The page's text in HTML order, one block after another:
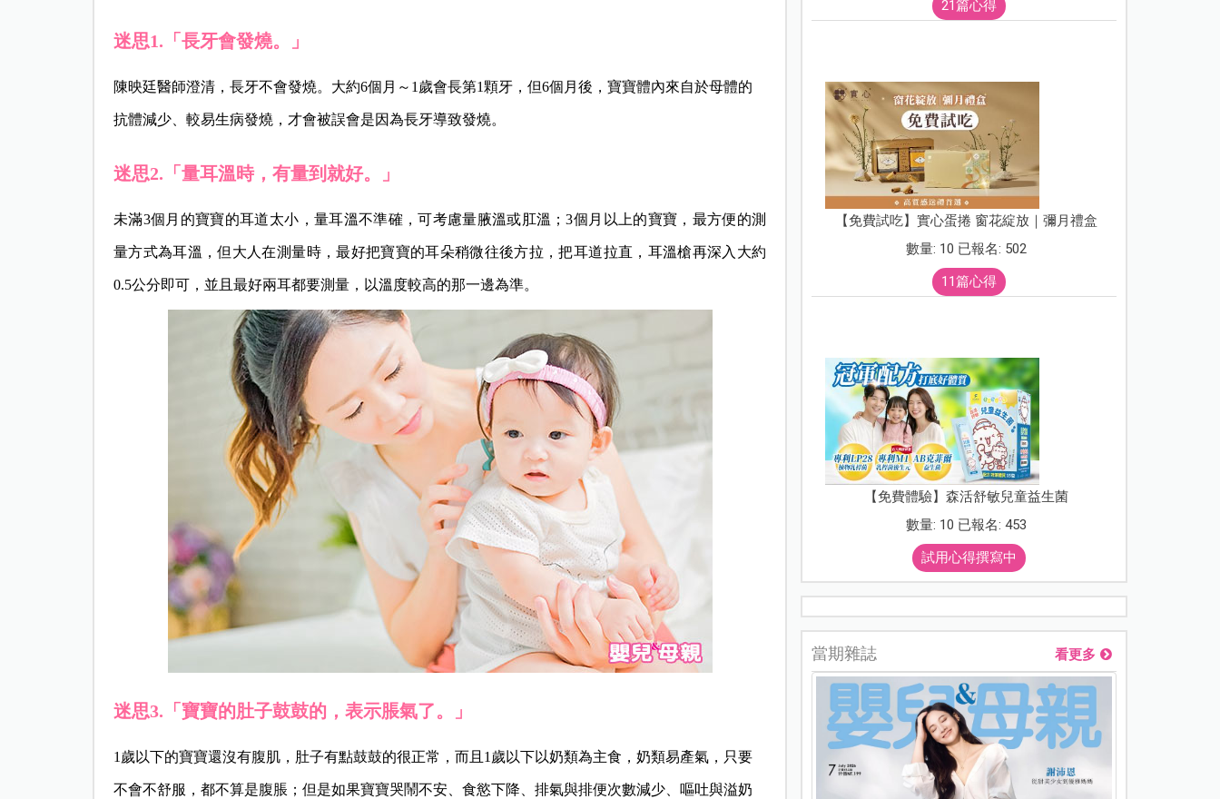
迷思1.「長牙會發燒。」
陳映廷醫師澄清，長牙不會發燒。大約6個月～1歲會長第1顆牙，但6個月後，寶寶體內來自於母體的
抗體減少、較易生病發燒，才會被誤會是因為長牙導致發燒。
迷思2.「量耳溫時，有量到就好。」
未滿3個月的寶寶的耳道太小，量耳溫不準確，可考慮量腋溫或肛溫；3個月以上的寶寶，最方便的測
量方式為耳溫，但大人在測量時，最好把寶寶的耳朵稍微往後方拉，把耳道拉直，耳溫槍再深入大約
0.5公分即可，並且最好兩耳都要測量，以溫度較高的那一邊為準。
迷思3.「寶寶的肚子鼓鼓的，表示脹氣了。」
1歲以下的寶寶還沒有腹肌，肚子有點鼓鼓的很正常，而且1歲以下以奶類為主食，奶類易產氣，只要
不會不舒服，都不算是腹脹；但是如果寶寶哭鬧不安、食慾下降、排氣與排便次數減少、嘔吐與溢奶
21篇心得
【免費試吃】實心蛋捲 窗花綻放｜彌月禮盒
數量: 10 已報名: 502
11篇心得
【免費體驗】森活舒敏兒童益生菌
數量: 10 已報名: 453
試用心得撰寫中
當期雜誌 看更多